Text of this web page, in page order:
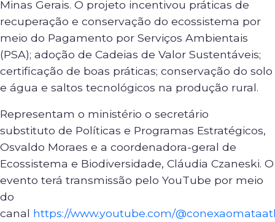
Minas Gerais. O projeto incentivou práticas de
recuperação e conservação do ecossistema por
meio do Pagamento por Serviços Ambientais
(PSA); adoção de Cadeias de Valor Sustentáveis;
certificação de boas práticas; conservação do solo
e água e saltos tecnológicos na produção rural.
Representam o ministério o secretário
substituto de Políticas e Programas Estratégicos,
Osvaldo Moraes e a coordenadora-geral de
Ecossistema e Biodiversidade, Cláudia Czaneski. O
evento terá transmissão pelo YouTube por meio
do
canal https://www.youtube.com/